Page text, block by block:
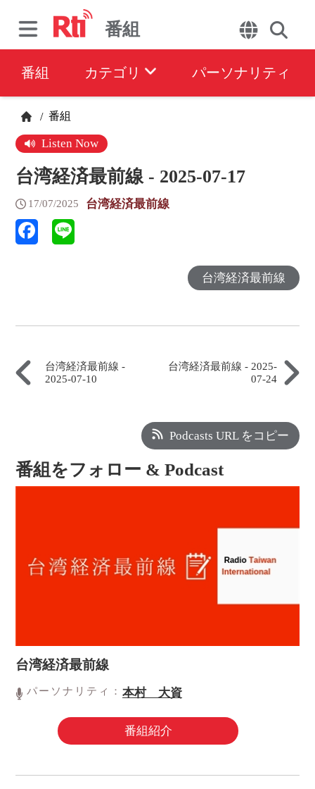
番組
番組 カテゴリ パーソナリティ
/ 番組
Listen Now
台湾経済最前線 - 2025-07-17
17/07/2025 台湾経済最前線
台湾経済最前線
台湾経済最前線 -
2025-07-10
台湾経済最前線 - 2025-
07-24
Podcasts URL をコピー
番組をフォロー & Podcast
台湾経済最前線
パーソナリティ：本村 大資
番組紹介